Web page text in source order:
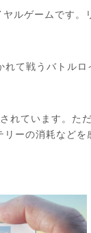
ルゲームです。
て戦うバトルロ
れています。た
ーの消耗などを